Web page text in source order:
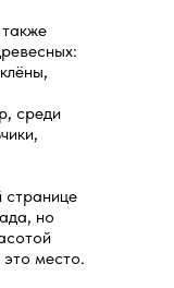
среди
странице
но
место.